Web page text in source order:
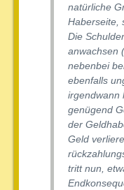
natürliche
Haberseite,
Die
anwachsen
nebenbei
ebenfalls
irgendwann
genügend
der
Geld
tritt nun,